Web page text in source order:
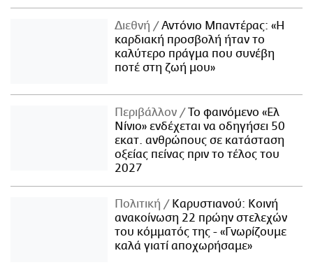
Διεθνή
Αντόνιο Μπαντέρας: «Η
καρδιακή προσβολή ήταν το
καλύτερο πράγμα που συνέβη
ποτέ στη ζωή μου»
Περιβάλλον
Το φαινόμενο «Ελ
Νίνιο» ενδέχεται να οδηγήσει 50
εκατ. ανθρώπους σε κατάσταση
οξείας πείνας πριν το τέλος του
2027
Πολιτική
Καρυστιανού: Κοινή
ανακοίνωση 22 πρώην στελεχών
του κόμματός της - «Γνωρίζουμε
καλά γιατί αποχωρήσαμε»